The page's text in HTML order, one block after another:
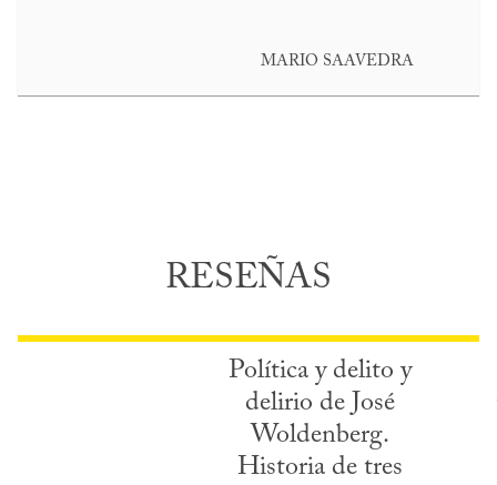
MARIO SAAVEDRA
RESEÑAS
Política y delito y
delirio de José
Woldenberg.
Historia de tres